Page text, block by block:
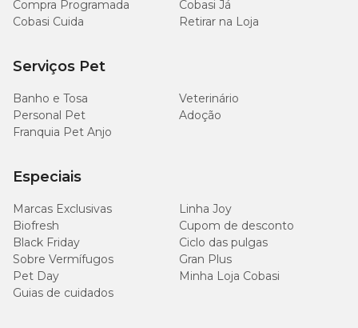
Compra Programada
Cobasi Já
Cobasi Cuida
Retirar na Loja
Serviços Pet
Banho e Tosa
Veterinário
Personal Pet
Adoção
Franquia Pet Anjo
Especiais
Marcas Exclusivas
Linha Joy
Biofresh
Cupom de desconto
Black Friday
Ciclo das pulgas
Sobre Vermífugos
Gran Plus
Pet Day
Minha Loja Cobasi
Guias de cuidados